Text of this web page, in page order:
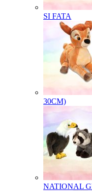
SI FATA
30CM)
NATIONAL